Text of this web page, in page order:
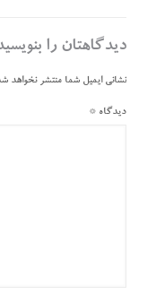
دیدگاهتان را
نشانی ایمیل شما منتشر نخواهد
دیدگاه *